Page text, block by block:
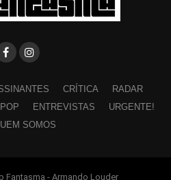
CRÍTICA
RADAR
ENTREVISTAS
URGENTE!
SOMOS
Fantasma - Armando Louder